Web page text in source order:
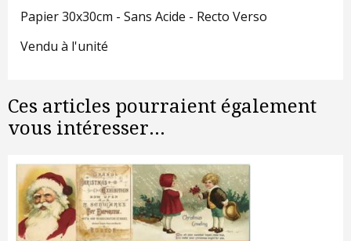
Papier 30x30cm - Sans Acide - Recto Verso
Vendu à l'unité
Ces articles pourraient également
vous intéresser...